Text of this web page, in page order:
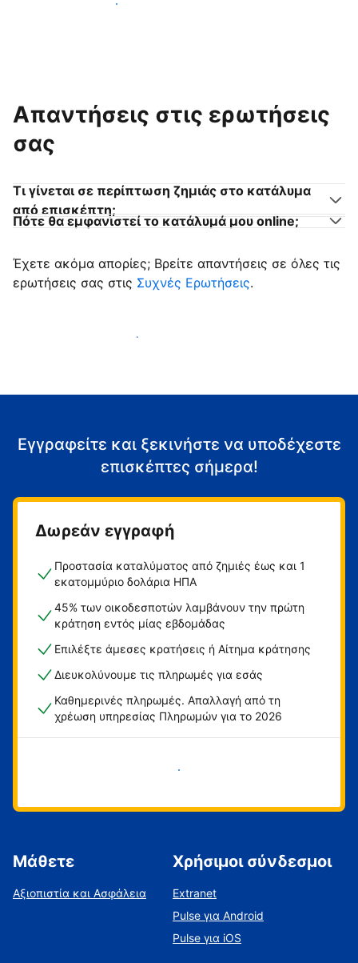
Γίνετε κι εσείς οικοδεσπότης
Απαντήσεις στις ερωτήσεις
σας
Τι γίνεται σε περίπτωση ζημιάς στο κατάλυμα
από επισκέπτη;
Πότε θα εμφανιστεί το κατάλυμά μου online;
Έχετε ακόμα απορίες; Βρείτε απαντήσεις σε όλες τις
ερωτήσεις σας στις Συχνές Ερωτήσεις.
Αρχίστε να υποδέχεστε επισκέπτες
Εγγραφείτε και ξεκινήστε να υποδέχεστε
επισκέπτες σήμερα!
Δωρεάν εγγραφή
Προστασία καταλύματος από ζημιές έως και 1
εκατομμύριο δολάρια ΗΠΑ
45% των οικοδεσποτών λαμβάνουν την πρώτη
κράτηση εντός μίας εβδομάδας
Επιλέξτε άμεσες κρατήσεις ή Αίτημα κράτησης
Διευκολύνουμε τις πληρωμές για εσάς
Καθημερινές πληρωμές. Απαλλαγή από τη
χρέωση υπηρεσίας Πληρωμών για το 2026
Ξεκινήστε τώρα
Μάθετε
Αξιοπιστία και Ασφάλεια
Χρήσιμοι σύνδεσμοι
Extranet
Pulse για Android
Pulse για iOS